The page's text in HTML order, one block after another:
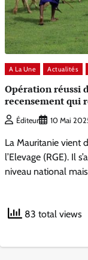
A La Une Actualités
Opération réussi
recensement qui
Éditeur 10 Mai
La Mauritanie vient
l’Elevage (RGE). Il
niveau national
83 total views